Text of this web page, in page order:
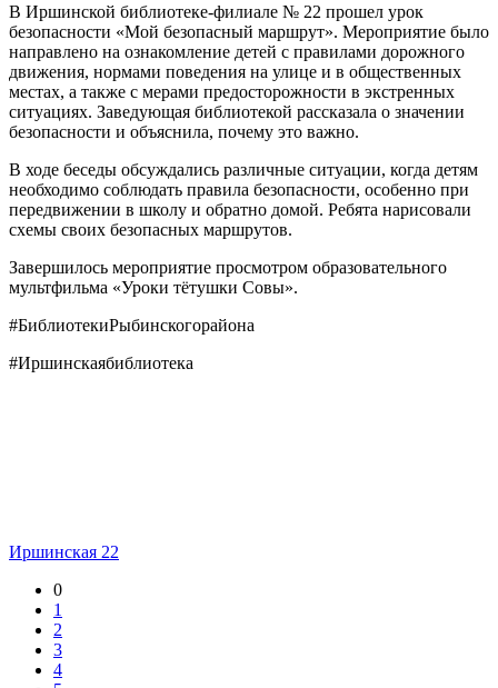
В Иршинской библиотеке-филиале № 22 прошел урок
безопасности «Мой безопасный маршрут». Мероприятие было
направлено на ознакомление детей с правилами дорожного
движения, нормами поведения на улице и в общественных
местах, а также с мерами предосторожности в экстренных
ситуациях. Заведующая библиотекой рассказала о значении
безопасности и объяснила, почему это важно.
В ходе беседы обсуждались различные ситуации, когда детям
необходимо соблюдать правила безопасности, особенно при
передвижении в школу и обратно домой. Ребята нарисовали
схемы своих безопасных маршрутов.
Завершилось мероприятие просмотром образовательного
мультфильма «Уроки тëтушки Совы».
#БиблиотекиРыбинскогорайона
#Иршинскаябиблиотека
Иршинская 22
0
1
2
3
4